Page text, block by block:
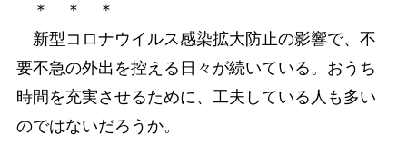
＊ ＊ ＊
新型コロナウイルス感染拡大防止の影響で、不
要不急の外出を控える日々が続いている。おうち
時間を充実させるために、工夫している人も多い
のではないだろうか。